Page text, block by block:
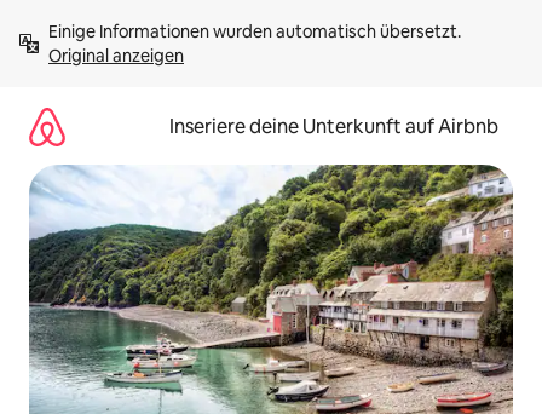
Inhalten
springenOriginal anzeigen
Inseriere deine Unterkunft auf Airbnb